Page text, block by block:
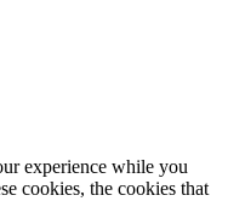
experience while you
cookies, the cookies that